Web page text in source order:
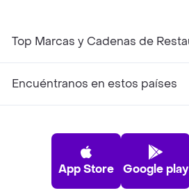
Top Marcas y Cadenas de
Encuéntranos en estos países
App Store Google play